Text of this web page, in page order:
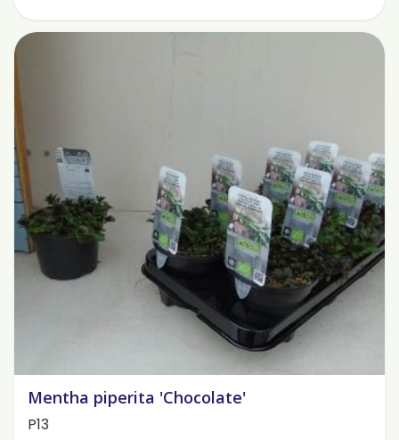
Mentha piperita 'Chocolate'
P13